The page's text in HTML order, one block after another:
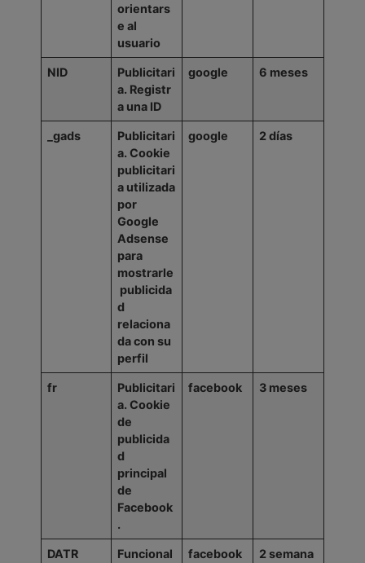
orientars
e al
usuario
NID
Publicitari
a. Registr
a una ID
google 6 meses
_gads
Publicitari
a. Cookie
publicitari
a utilizada
por
Google
Adsense
para
mostrarle
publicida
d
relaciona
da con su
perfil
google 2días
fr
Publicitari
a. Cookie
de
publicida
d
principal
de
Facebook
.
facebook 3 meses
DATR
Funcional
facebook 2semana